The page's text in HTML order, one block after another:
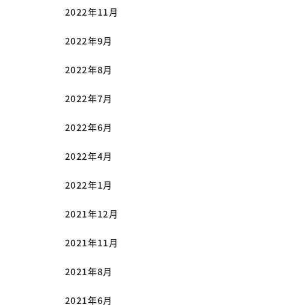
2022年11月
2022年9月
2022年8月
2022年7月
2022年6月
2022年4月
2022年1月
2021年12月
2021年11月
2021年8月
2021年6月